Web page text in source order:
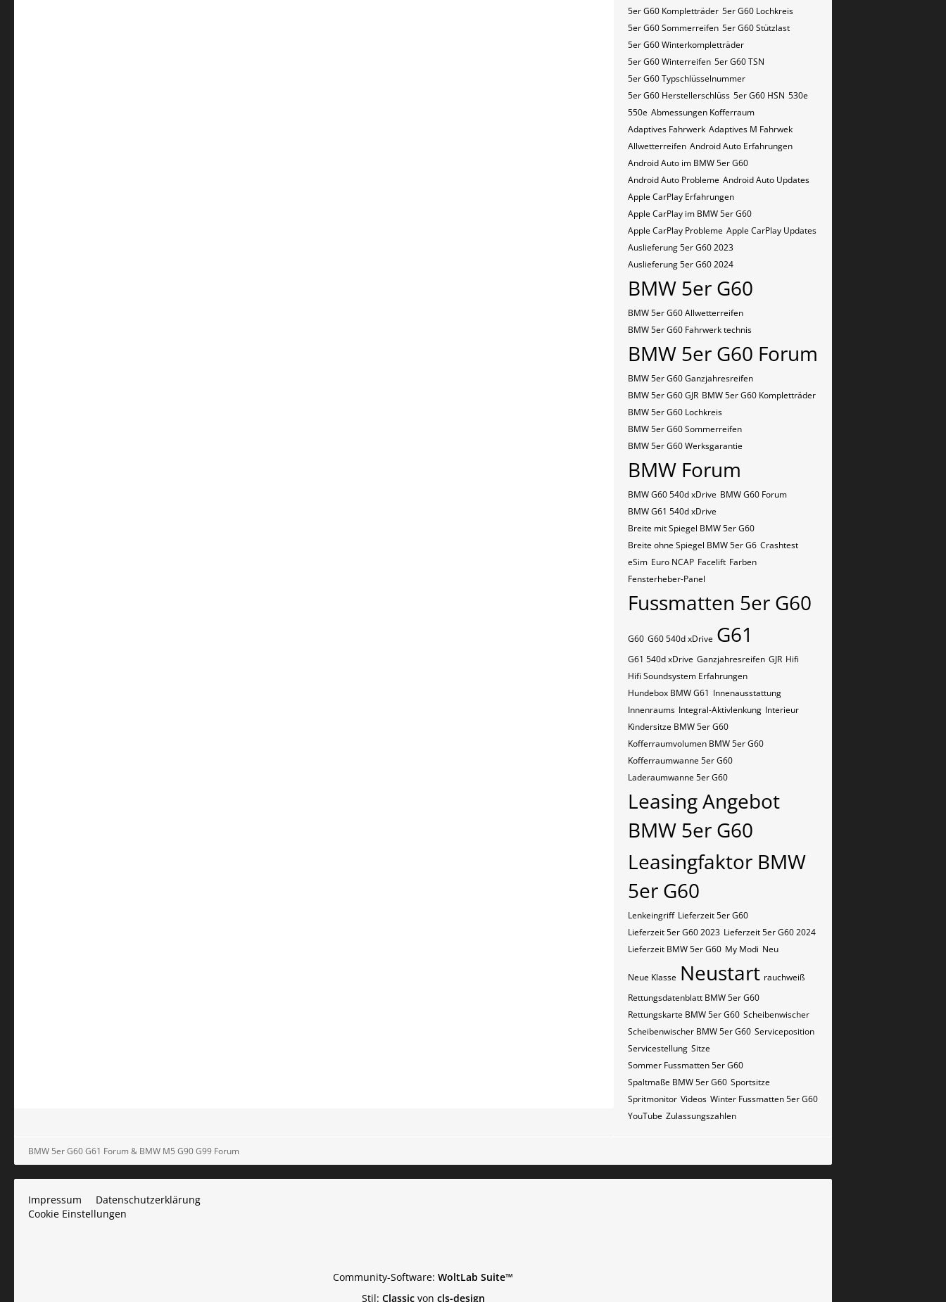
5er G60 Kompletträder 5er G60 Lochkreis
5er G60 Sommerreifen 5er G60 Stützlast
5er G60 Winterkompletträder
5er G60 Winterreifen 5er G60​​​​ TSN
5er G60​​​​ Typschlüsselnummer
5er G60​​​​​ Herstellerschlüss 5er G60​​​​​ HSN 530e
550e Abmessungen Kofferraum
Adaptives Fahrwerk Adaptives M Fahrwek
Allwetterreifen Android Auto Erfahrungen
Android Auto im BMW 5er G60
Android Auto Probleme Android Auto Updates
Apple CarPlay Erfahrungen
Apple CarPlay im BMW 5er G60
Apple CarPlay Probleme Apple CarPlay Updates
Auslieferung 5er G60 2023
Auslieferung 5er G60 2024
BMW 5er G60
BMW 5er G60 Allwetterreifen
BMW 5er G60 Fahrwerk technis
BMW 5er G60 Forum
BMW 5er G60 Ganzjahresreifen
BMW 5er G60 GJR BMW 5er G60 Kompletträder
BMW 5er G60 Lochkreis
BMW 5er G60 Sommerreifen
BMW 5er G60 Werksgarantie
BMW Forum
BMW G60 540d xDrive BMW G60 Forum
BMW G61 540d xDrive
Breite mit Spiegel BMW 5er G60
Breite ohne Spiegel BMW 5er G6 Crashtest
eSim Euro NCAP Facelift Farben
Fensterheber-Panel
Fussmatten 5er G60
G60 G60 540d xDrive G61
G61 540d xDrive Ganzjahresreifen GJR Hifi
Hifi Soundsystem Erfahrungen
Hundebox BMW G61 Innenausstattung
Innenraums Integral-Aktivlenkung Interieur
Kindersitze BMW 5er G60
Kofferraumvolumen BMW 5er G60
Kofferraumwanne 5er G60
Laderaumwanne 5er G60
Leasing Angebot
BMW 5er G60
Leasingfaktor BMW
5er G60
Lenkeingriff Lieferzeit 5er G60
Lieferzeit 5er G60 2023 Lieferzeit 5er G60 2024
Lieferzeit BMW 5er G60 My Modi Neu
Neue Klasse Neustart rauchweiß
Rettungsdatenblatt BMW 5er G60
Rettungskarte BMW 5er G60 Scheibenwischer
Scheibenwischer BMW​ 5er G60 Serviceposition
Servicestellung Sitze
Sommer Fussmatten 5er G60
Spaltmaße BMW 5er G60 Sportsitze
Spritmonitor Videos Winter Fussmatten 5er G60
YouTube Zulassungszahlen
BMW 5er G60 G61 Forum & BMW M5 G90 G99 Forum
Impressum
Datenschutzerklärung
Cookie Einstellungen
Community-Software: WoltLab Suite™
Stil: Classicvon cls-design